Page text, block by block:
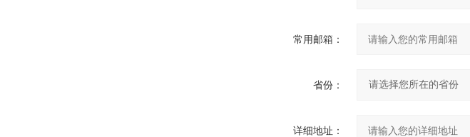
常用邮箱：
省份：
详细地址：